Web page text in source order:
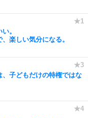
。
楽しい気分になる。
、子どもだけの特権ではな